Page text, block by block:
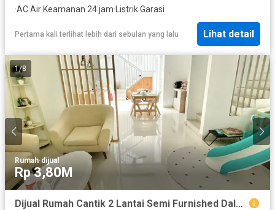
·AC·Air·Keamanan 24 jam· Listrik·Garasi
Pertama kali terlihat lebih dari sebulan yang lalu Lihat detail
1/8
Rumah·dijual
Rp 3,80M
Dijual Rumah Cantik 2 Lantai Semi Furnished Dalam Cluster Lokasi Strategis 5 Menit ke Jakarta Japanese School di Emerald Bintaro Tangsel Gb-18041